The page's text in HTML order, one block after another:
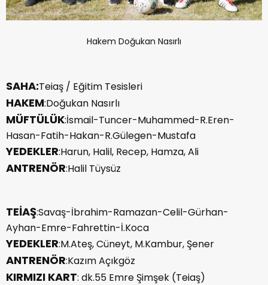
Hakem Doğukan Nasırlı
SAHA:Teiaş / Eğitim Tesisleri
HAKEM:Doğukan Nasırlı
MÜFTÜLÜK:İsmail-Tuncer-Muhammed-R.Eren-
Hasan-Fatih-Hakan-R.Gülegen-Mustafa
YEDEKLER:Harun, Halil, Recep, Hamza, Ali
ANTRENÖR:Halil Tüysüz
TEİAŞ:Savaş-İbrahim-Ramazan-Celil-Gürhan-
Ayhan-Emre-Fahrettin-İ.Koca
YEDEKLER:M.Ateş, Cüneyt, M.Kambur, Şener
ANTRENÖR:Kazım Açıkgöz
KIRMIZI KART: dk.55 Emre Şimşek (Teiaş)